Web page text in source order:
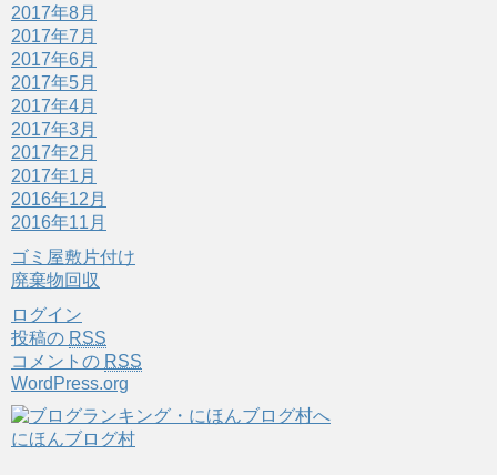
2017年8月
2017年7月
2017年6月
2017年5月
2017年4月
2017年3月
2017年2月
2017年1月
2016年12月
2016年11月
ゴミ屋敷片付け
廃棄物回収
ログイン
投稿の RSS
コメントの RSS
WordPress.org
にほんブログ村